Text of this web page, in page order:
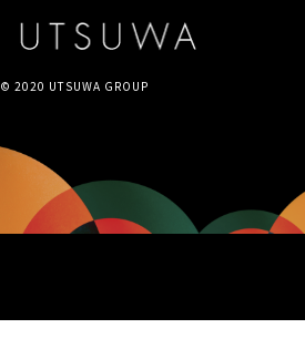
© 2020 UTSUWA GROUP